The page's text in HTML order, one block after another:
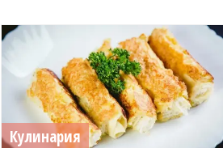
Кулинария